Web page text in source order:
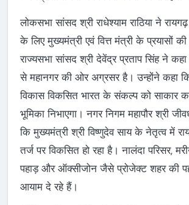
लोकसभा सांसद श्री राधेश्याम राठिया ने
के लिए मुख्यमंत्री एवं वित्त मंत्री के प्रयासों
राज्यसभा सांसद श्री देवेंद्र प्रताप सिंह ने
से महानगर की ओर अग्रसर है। उन्होंने कहा
विकास विकसित भारत के संकल्प को साकार
भूमिका निभाएगा। नगर निगम महापौर श्री
कि मुख्यमंत्री श्री विष्णुदेव साय के नेतृत्व में
तर्ज पर विकसित हो रहा है। नालंदा परिसर,
पहाड़ और ऑक्सीजोन जैसे प्रोजेक्ट शहर की
आयाम दे रहे हैं।